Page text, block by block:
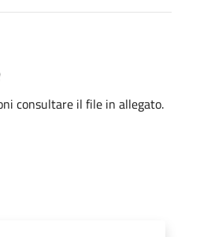
consultare il file in allegato.